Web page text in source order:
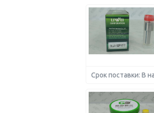
Срок поставки: В